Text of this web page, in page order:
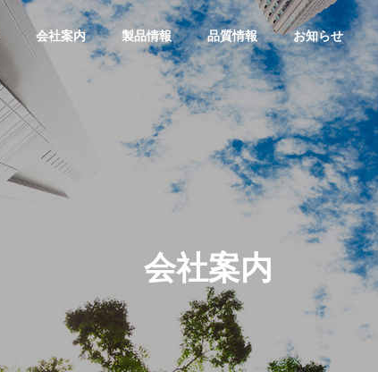
会社案内 製品情報 品質情報 お知らせ
会社案内